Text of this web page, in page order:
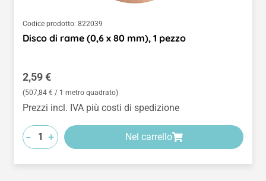
Codice prodotto: 822039
Disco di rame (0,6 x 80 mm), 1 pezzo
Prezzo normale:
2,59 €
(507,84 € / 1 metro quadrato)
Prezzi incl. IVA più costi di spedizione
- + Nel carrello